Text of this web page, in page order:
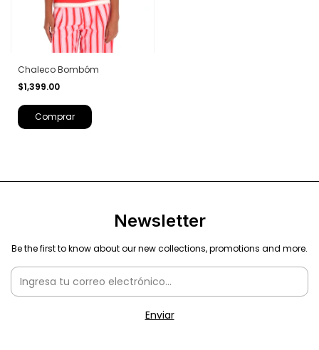
Chaleco Bombóm
$1,399.00
Comprar
Newsletter
Be the first to know about our new collections, promotions and more.